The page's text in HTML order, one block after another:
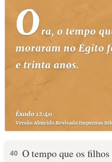
40 O tempo que os